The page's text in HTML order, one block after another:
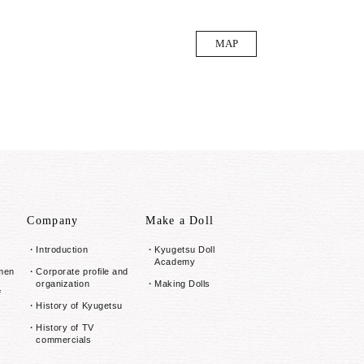
MAP
Company
Introduction
Corporate profile and
organization
History of Kyugetsu
History of TV
commercials
Make a Doll
Kyugetsu Doll
Academy
Making Dolls